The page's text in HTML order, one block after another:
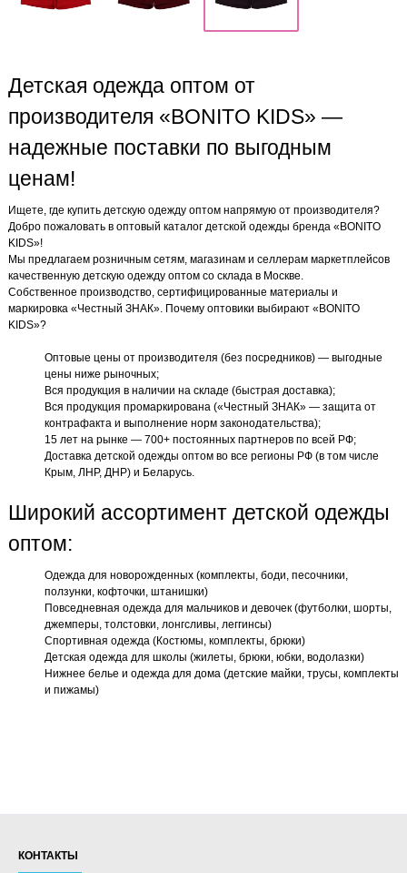
Детская одежда оптом от
производителя «BONITO KIDS» —
надежные поставки по выгодным
ценам!
Ищете, где купить детскую одежду оптом напрямую от производителя?
Добро пожаловать в оптовый каталог детской одежды бренда «BONITO
KIDS»!
Мы предлагаем розничным сетям, магазинам и селлерам маркетплейсов
качественную детскую одежду оптом со склада в Москве.
Собственное производство, сертифицированные материалы и
маркировка «Честный ЗНАК». Почему оптовики выбирают «BONITO
KIDS»?
Оптовые цены от производителя (без посредников) — выгодные
цены ниже рыночных;
Вся продукция в наличии на складе (быстрая доставка);
Вся продукция промаркирована («Честный ЗНАК» — защита от
контрафакта и выполнение норм законодательства);
15 лет на рынке — 700+ постоянных партнеров по всей РФ;
Доставка детской одежды оптом во все регионы РФ (в том числе
Крым, ЛНР, ДНР) и Беларусь.
Широкий ассортимент детской одежды
оптом:
Одежда для новорожденных (комплекты, боди, песочники,
ползунки, кофточки, штанишки)
Повседневная одежда для мальчиков и девочек (футболки, шорты,
джемперы, толстовки, лонгсливы, леггинсы)
Спортивная одежда (Костюмы, комплекты, брюки)
Детская одежда для школы (жилеты, брюки, юбки, водолазки)
Нижнее белье и одежда для дома (детские майки, трусы, комплекты
и пижамы)
КОНТАКТЫ